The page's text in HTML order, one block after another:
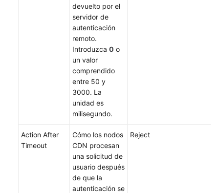
devuelto por el
servidor de
autenticación
remoto.
Introduzca 0 o
un valor
comprendido
entre 50 y
3000. La
unidad es
milisegundo.
Action After
Timeout
Cómo los nodos
CDN procesan
una solicitud de
usuario después
de que la
autenticación se
Reject